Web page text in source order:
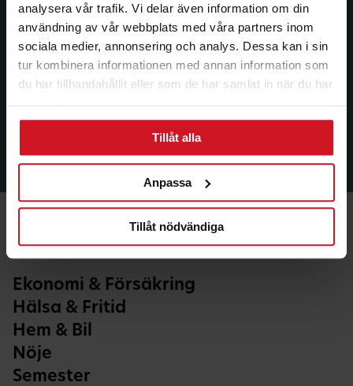
analysera vår trafik. Vi delar även information om din
användning av vår webbplats med våra partners inom
sociala medier, annonsering och analys. Dessa kan i sin
tur kombinera informationen med annan information som
du har tillhandahållit eller som de har samlat in när du har
använt deras tjänster.
Tillåt alla
Anpassa
Tillåt nödvändiga
Ekonomi & Försäkring
Hälsa & Fritid
Hem & Bil
Nöje
Semester